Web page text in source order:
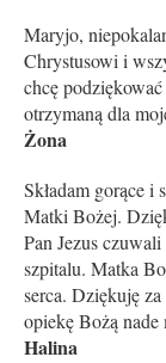
Maryjo,
Chrystusowi i
chcę
otrzymaną dla
Żona
Składam gorące i
Matki Bożej.
Pan Jezus
szpitalu. Matka
serca. Dziękuję
opiekę Bożą
Halina